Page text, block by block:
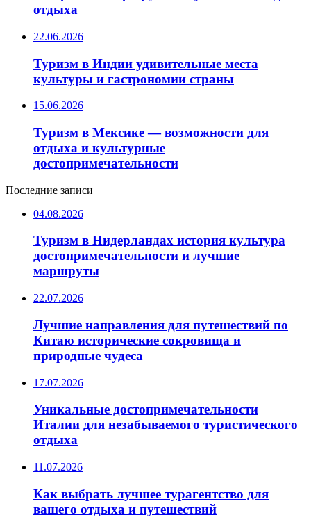
отдыха
22.06.2026
Туризм в Индии удивительные места
культуры и гастрономии страны
15.06.2026
Туризм в Мексике — возможности для
отдыха и культурные
достопримечательности
Последние записи
04.08.2026
Туризм в Нидерландах история культура
достопримечательности и лучшие
маршруты
22.07.2026
Лучшие направления для путешествий по
Китаю исторические сокровища и
природные чудеса
17.07.2026
Уникальные достопримечательности
Италии для незабываемого туристического
отдыха
11.07.2026
Как выбрать лучшее турагентство для
вашего отдыха и путешествий